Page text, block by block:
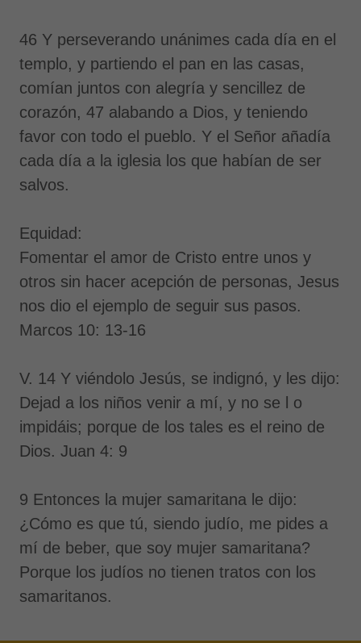
46 Y perseverando unánimes cada día en el
templo, y partiendo el pan en las casas,
comían juntos con alegría y sencillez de
corazón, 47 alabando a Dios, y teniendo
favor con todo el pueblo. Y el Señor añadía
cada día a la iglesia los que habían de ser
salvos.
Equidad:
Fomentar el amor de Cristo entre unos y
otros sin hacer acepción de personas, Jesus
nos dio el ejemplo de seguir sus pasos.
Marcos 10: 13-16
V. 14 Y viéndolo Jesús, se indignó, y les dijo:
Dejad a los niños venir a mí, y no se l o
impidáis; porque de los tales es el reino de
Dios. Juan 4: 9
9 Entonces la mujer samaritana le dijo:
¿Cómo es que tú, siendo judío, me pides a
mí de beber, que soy mujer samaritana?
Porque los judíos no tienen tratos con los
samaritanos.